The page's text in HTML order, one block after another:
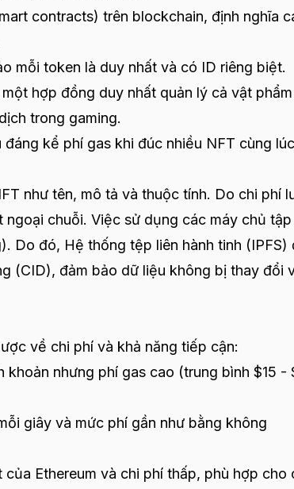
contracts) trên blockchain, định nghĩa
mỗi token là duy nhất và có ID riêng biệt.
hợp đồng duy nhất quản lý cả vật
trong gaming.
kể phí gas khi đúc nhiều NFT cùng
như tên, mô tả và thuộc tính. Do chi phí
chuỗi. Việc sử dụng các máy chủ tập
Do đó, Hệ thống tệp liên hành tinh (IPFS)
(CID), đảm bảo dữ liệu không bị thay đổi
về chi phí và khả năng tiếp cận:
nhưng phí gas cao (trung bình $15 -
giây và mức phí gần như bằng không
Ethereum và chi phí thấp, phù hợp cho